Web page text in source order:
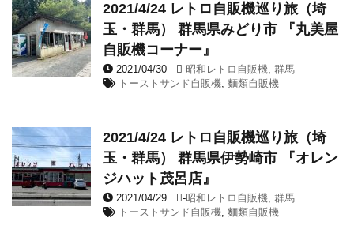
2021/4/24 レトロ自販機巡り旅（埼
玉・群馬） 群馬県みどり市 『丸美屋
自販機コーナー』
2021/04/30 -昭和レトロ自販機, 群馬
トーストサンド自販機, 麵類自販機
2021/4/24 レトロ自販機巡り旅（埼
玉・群馬） 群馬県伊勢崎市 『オレン
ジハット茂呂店』
2021/04/29 -昭和レトロ自販機, 群馬
トーストサンド自販機, 麵類自販機